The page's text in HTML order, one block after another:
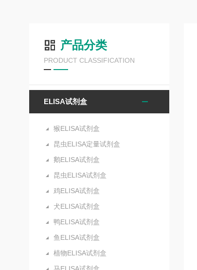
产品分类
PRODUCT CLASSIFICATION
ELISA试剂盒
猴ELISA试剂盒
昆虫ELISA定量试剂盒
鹅ELISA试剂盒
昆虫ELISA试剂盒
鸡ELISA试剂盒
犬ELISA试剂盒
鸭ELISA试剂盒
鱼ELISA试剂盒
植物ELISA试剂盒
马ELISA试剂盒